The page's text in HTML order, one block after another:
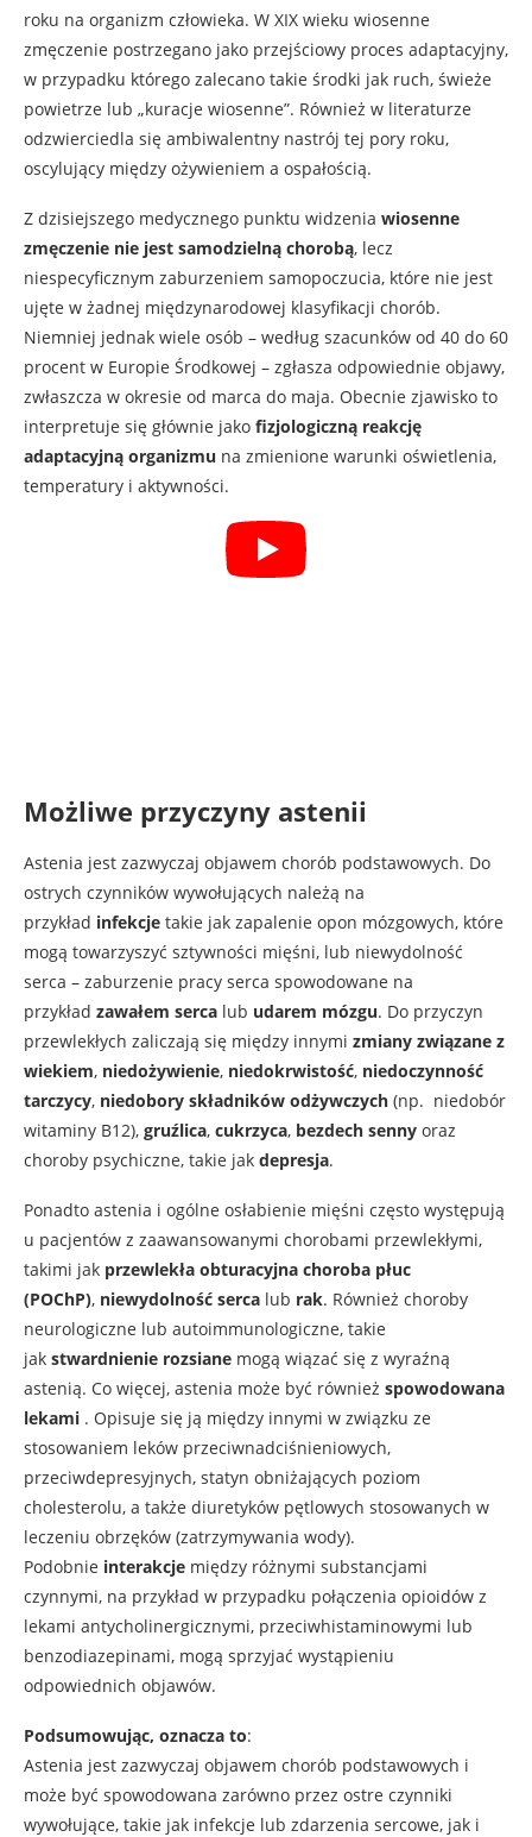
roku na organizm człowieka. W XIX wieku wiosenne
zmęczenie postrzegano jako przejściowy proces adaptacyjny,
w przypadku którego zalecano takie środki jak ruch, świeże
powietrze lub „kuracje wiosenne”. Również w literaturze
odzwierciedla się ambiwalentny nastrój tej pory roku,
oscylujący między ożywieniem a ospałością.
Z dzisiejszego medycznego punktu widzenia wiosenne
zmęczenie nie jest samodzielną chorobą, lecz
niespecyficznym zaburzeniem samopoczucia, które nie jest
ujęte w żadnej międzynarodowej klasyfikacji chorób.
Niemniej jednak wiele osób – według szacunków od 40 do 60
procent w Europie Środkowej – zgłasza odpowiednie objawy,
zwłaszcza w okresie od marca do maja. Obecnie zjawisko to
interpretuje się głównie jako fizjologiczną reakcję
adaptacyjną organizmu na zmienione warunki oświetlenia,
temperatury i aktywności.
Możliwe przyczyny astenii
Astenia jest zazwyczaj objawem chorób podstawowych. Do
ostrych czynników wywołujących należą na
przykład infekcje takie jak zapalenie opon mózgowych, które
mogą towarzyszyć sztywności mięśni, lub niewydolność
serca – zaburzenie pracy serca spowodowane na
przykład zawałem serca lub udarem mózgu. Do przyczyn
przewlekłych zaliczają się między innymi zmiany związane z
wiekiem, niedożywienie, niedokrwistość, niedoczynność
tarczycy, niedobory składników odżywczych (np. niedobór
witaminy B12), gruźlica, cukrzyca, bezdech senny oraz
choroby psychiczne, takie jak depresja.
Ponadto astenia i ogólne osłabienie mięśni często występują
u pacjentów z zaawansowanymi chorobami przewlekłymi,
takimi jak przewlekła obturacyjna choroba płuc
(POChP), niewydolność serca lub rak. Również choroby
neurologiczne lub autoimmunologiczne, takie
jak stwardnienie rozsiane mogą wiązać się z wyraźną
astenią. Co więcej, astenia może być również spowodowana
lekami . Opisuje się ją między innymi w związku ze
stosowaniem leków przeciwnadciśnieniowych,
przeciwdepresyjnych, statyn obniżających poziom
cholesterolu, a także diuretyków pętlowych stosowanych w
leczeniu obrzęków (zatrzymywania wody).
Podobnie interakcje między różnymi substancjami
czynnymi, na przykład w przypadku połączenia opioidów z
lekami antycholinergicznymi, przeciwhistaminowymi lub
benzodiazepinami, mogą sprzyjać wystąpieniu
odpowiednich objawów.
Podsumowując, oznacza to:
Astenia jest zazwyczaj objawem chorób podstawowych i
może być spowodowana zarówno przez ostre czynniki
wywołujące, takie jak infekcje lub zdarzenia sercowe, jak i